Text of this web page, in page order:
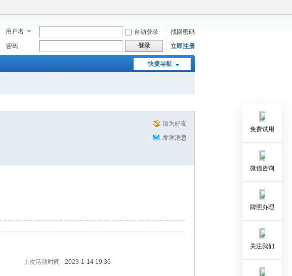
用户名 自动登录
找回密码
密码
登录 立即注册
快捷导航
加为好友
发送消息
上次活动时间
2023-1-14 19:36
免费试用
微信咨询
牌照办理
关注我们